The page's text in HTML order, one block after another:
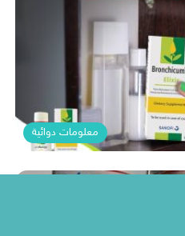
معلومات دوائية